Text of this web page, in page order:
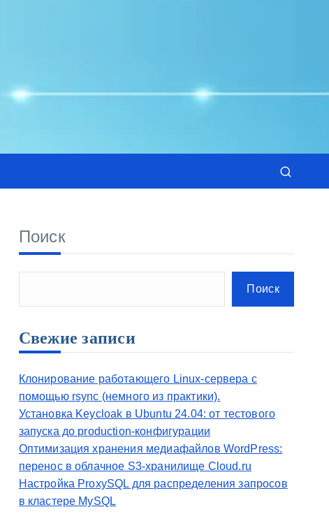
Поиск
Поиск
Свежие записи
Клонирование работающего Linux-сервера с
помощью rsync (немного из практики).
Установка Keycloak в Ubuntu 24.04: от тестового
запуска до production-конфигурации
Оптимизация хранения медиафайлов WordPress:
перенос в облачное S3-хранилище Cloud.ru
Настройка ProxySQL для распределения запросов
в кластере MySQL